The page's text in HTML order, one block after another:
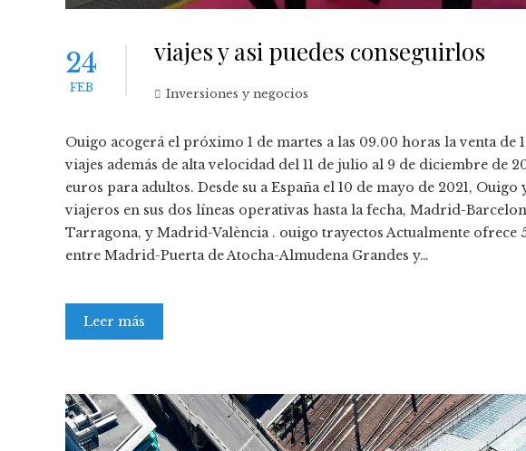
24
FEB
viajes y asi puedes conseguirlos
Inversiones y negocios
Ouigo acogerá el próximo 1 de martes a las 09.00 horas la venta de
viajes además de alta velocidad del 11 de julio al 9 de diciembre de
euros para adultos. Desde su a España el 10 de mayo de 2021,
viajeros en sus dos líneas operativas hasta la fecha, Madrid-
Tarragona, y Madrid-València . ouigo trayectos Actualmente ofrece
entre Madrid-Puerta de Atocha-Almudena Grandes y…
Leer más